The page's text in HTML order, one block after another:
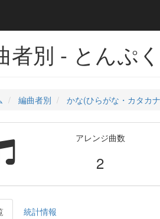
者別 - とんぷく
編曲者別 かな(ひらがな・カタカ
アレンジ曲数
2
統計情報